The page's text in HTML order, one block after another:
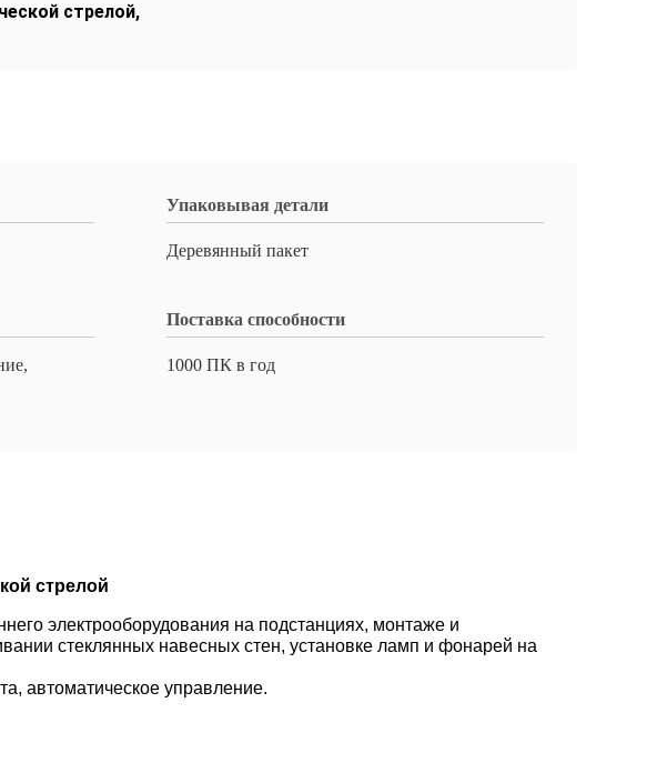
стрелой,
Упаковывая детали
Деревянный пакет
Поставка способности
1000 ПК в год
стрелой
электрооборудования на подстанциях, монтаже и
стеклянных навесных стен, установке ламп и фонарей на
автоматическое управление.